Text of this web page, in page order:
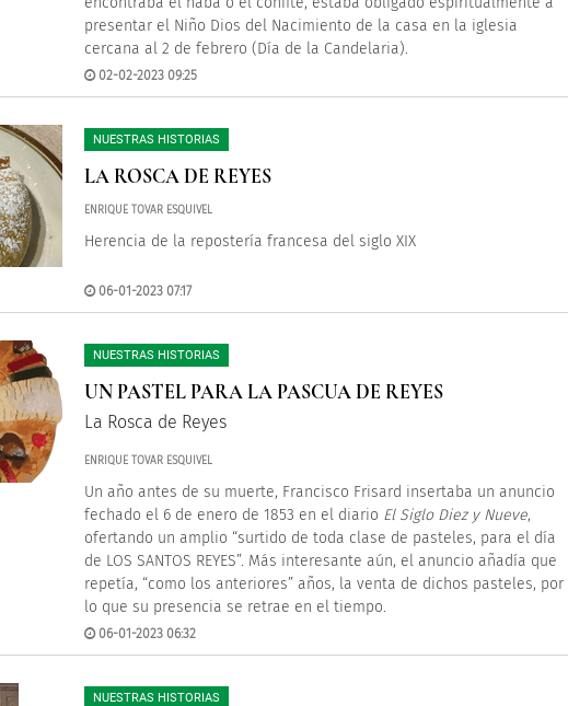
presentar el Niño Dios del Nacimiento de la casa en la iglesia
cercana al 2 de febrero (Día de la Candelaria).
02-02-2023 09:25
NUESTRAS HISTORIAS
LA ROSCA DE REYES
ENRIQUE TOVAR ESQUIVEL
Herencia de la repostería francesa del siglo XIX
06-01-2023 07:17
NUESTRAS HISTORIAS
UN PASTEL PARA LA PASCUA DE REYES
La Rosca de Reyes
ENRIQUE TOVAR ESQUIVEL
Un año antes de su muerte, Francisco Frisard insertaba un anuncio
fechado el 6 de enero de 1853 en el diario El Siglo Diez y Nueve,
ofertando un amplio “surtido de toda clase de pasteles, para el día
de LOS SANTOS REYES”. Más interesante aún, el anuncio añadía que
repetía, “como los anteriores” años, la venta de dichos pasteles, por
lo que su presencia se retrae en el tiempo.
06-01-2023 06:32
NUESTRAS HISTORIAS